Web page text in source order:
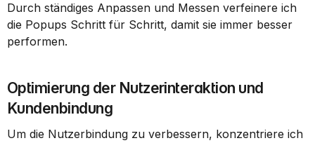
Durch ständiges Anpassen und Messen verfeinere ich
die Popups Schritt für Schritt, damit sie immer besser
performen.
Optimierung der Nutzerinteraktion und
Kundenbindung
Um die Nutzerbindung zu verbessern, konzentriere ich